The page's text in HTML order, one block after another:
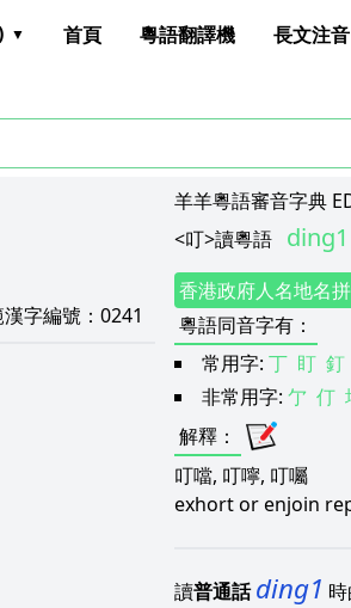
首頁 粵語翻譯機 長文注音
字編號： 0241
羊羊粵語審音字典
<叮>讀粵語 ding1
香港政府人名地名
粵語同音字有：
常用字: 丁 盯 釘
非常用字: 亇 仃
解釋：
叮噹, 叮嚀, 叮囑
exhort or enjoin
讀普通話 ding1